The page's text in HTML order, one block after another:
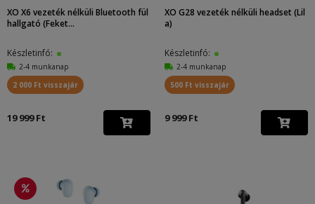
XO X6 vezeték nélküli Bluetooth fül
hallgató (Feket...
Készletinfó:
2-4 munkanap
2 000 Ft visszajár
19 999 Ft
XO G28 vezeték nélküli headset (Lil
a)
Készletinfó:
2-4 munkanap
500 Ft visszajár
9 999 Ft